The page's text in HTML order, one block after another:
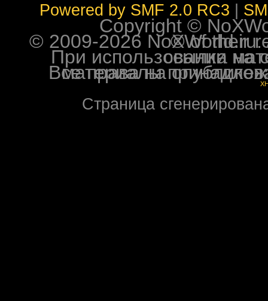
Powered by SMF 2.0 RC3
Copyright ©
© 2009-2026 NoXWorld.ru. All
При использовании
Все права на опубликованные на форуме
Страница